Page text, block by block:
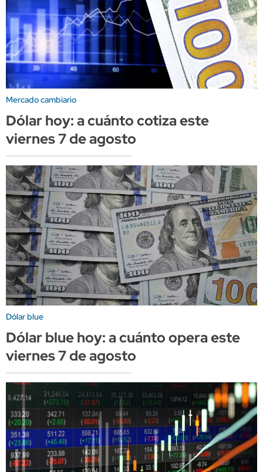
Mercado cambiario
Dólar hoy: a cuánto cotiza este
viernes 7 de agosto
Dólar blue
Dólar blue hoy: a cuánto opera este
viernes 7 de agosto